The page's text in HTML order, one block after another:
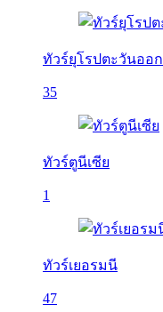
ทัวร์ยุโรปตะวันออก
35
ทัวร์ตูนีเซีย
1
ทัวร์เยอรมนี
47